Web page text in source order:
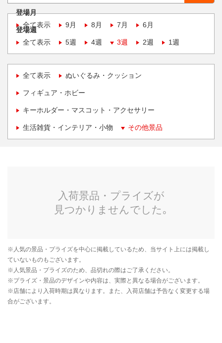
登場月
全て表示
9月 8月 7月 6月
登場週
全て表示
5週 4週 3週 2週 1週
全て表示 ぬいぐるみ・クッション
フィギュア・ホビー
キーホルダー・マスコット・アクセサリー
生活雑貨・インテリア・小物 その他景品